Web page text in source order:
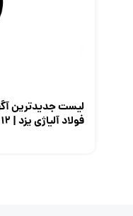
لیست جدیدترین
فولاد آلیاژی یزد | ۱۲ مرداد ۱۴۰۵